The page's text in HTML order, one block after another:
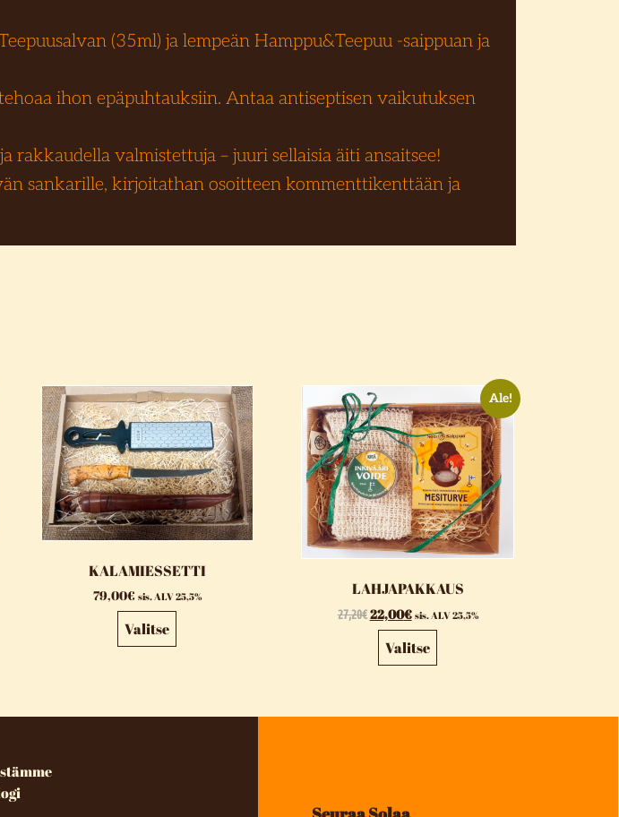
(35ml) ja lempeän Hamppu&Teepuu -saippuan ja
ihon epäpuhtauksiin. Antaa antiseptisen vaikutuksen
valmistettuja – juuri sellaisia äiti ansaitsee!
sankarille, kirjoitathan osoitteen kommenttikenttään ja
KALAMIESSETTI
79,00€ sis. ALV 25,5%
Valitse
Ale!
LAHJAPAKKAUS
27,20€22,00€ sis. ALV 25,5%
Valitse